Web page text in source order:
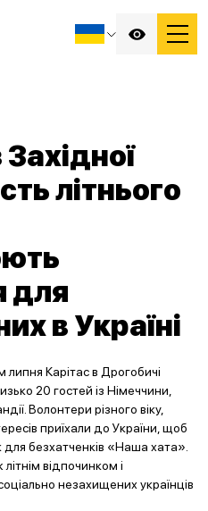
літнього
для
в Україні
Карітас в Дрогобичі
20 гостей із Німеччини,
Волонтери різного віку,
приїхали до України, щоб
безхатченків «Наша хата».
відпочинком і
незахищених українців